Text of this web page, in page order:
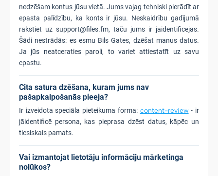
nedzēšam kontus jūsu vietā. Jums vajag tehniski pierādīt ar
epasta palīdzību, ka konts ir jūsu. Neskaidrību gadījumā
rakstiet uz support@files.fm, taču jums ir jāidentificējas.
Šādi nestrādās: es esmu Bils Gates, dzēšat manus datus.
Ja jūs neatceraties paroli, to variet attiestatīt uz savu
epastu.
Cita satura dzēšana, kuram jums nav
pašapkalpošanās pieeja?
Ir izveidota speciāla pieteikuma forma: content-review - ir
jāidentificē persona, kas pieprasa dzēst datus, kāpēc un
tiesiskais pamats.
Vai izmantojat lietotāju informāciju mārketinga
nolūkos?